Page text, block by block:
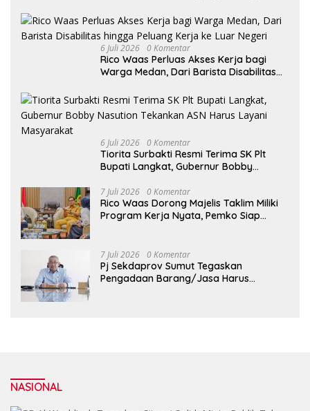
Saing Ekonomi
6 Juli 2026 0 Komentar
Rico Waas Perluas Akses Kerja bagi
Warga Medan, Dari Barista Disabilitas
6 Juli 2026 0 Komentar
Tiorita Surbakti Resmi Terima SK Plt
Bupati Langkat, Gubernur Bobby
Masyarakat
7 Juli 2026 0 Komentar
Rico Waas Dorong Majelis Taklim Miliki
Program Kerja Nyata, Pemko Siap
7 Juli 2026 0 Komentar
Pj Sekdaprov Sumut Tegaskan
Pengadaan Barang/Jasa Harus
NASIONAL